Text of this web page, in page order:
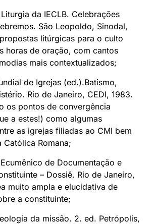
Liturgia da IECLB. Celebrações
São Leopoldo, Sinodal,
litúrgicas para o culto
horas de oração, com cantos
mais contextualizados;
de Igrejas (ed.).Batismo,
Rio de Janeiro, CEDI, 1983.
os pontos de convergência
a estes!) como algumas
as igrejas filiadas ao CMI bem
Romana;
de Documentação e
– Dossiê. Rio de Janeiro,
muito ampla e elucidativa de
a constituinte;
da missão. 2. ed. Petrópolis,